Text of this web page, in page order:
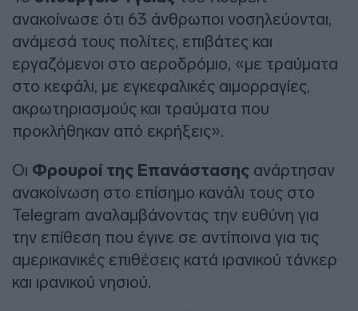
ανακοίνωσε ότι 63 άνθρωποι νοσηλεύονται,
ανάμεσά τους πολίτες, επιβάτες και
εργαζόμενοι στο αεροδρόμιο, «με τραύματα
στο κεφάλι, με εγκεφαλικές αιμορραγίες,
ακρωτηριασμούς και τραύματα που
προκλήθηκαν από εκρήξεις».
Οι Φρουροί της Επανάστασης ανάρτησαν
ανακοίνωση στο επίσημο κανάλι τους στο
Telegram αναλαμβάνοντας την ευθύνη για
την επίθεση που έγινε σε αντίποινα για τις
αμερικανικές επιθέσεις κατά ιρανικού τάνκερ
και ιρανικού νησιού.